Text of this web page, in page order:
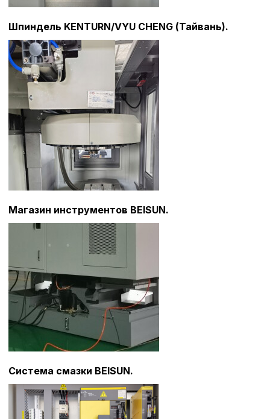
Шпиндель KENTURN/VYU CHENG (Тайвань).
Магазин инструментов BEISUN.
Система смазки BEISUN.